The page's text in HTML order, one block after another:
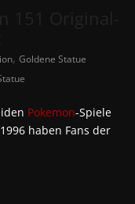
, Goldene Statue
Pokemon-Spiele
haben Fans der